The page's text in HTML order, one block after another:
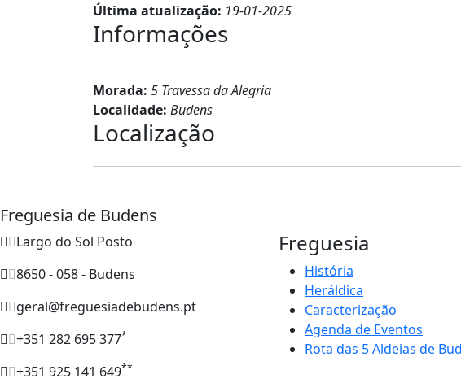
Última atualização: 19-01-2025
Informações
Morada: 5 Travessa da Alegria
Localidade: Budens
Localização
Freguesia de Budens
Largo do Sol Posto
8650 - 058 - Budens
geral@freguesiadebudens.pt
+351 282 695 377*
+351 925 141 649**
Freguesia
História
Heráldica
Caracterização
Agenda de Eventos
Rota das 5 Aldeias de